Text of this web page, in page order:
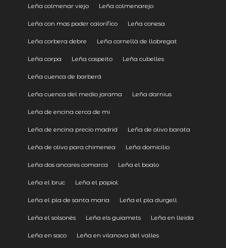
Leña colmenar viejo Leña colmenarejo
Leña con mas poder calorifico Leña conesa
Leña corbera debre Leña cornellà de llobregat
Leña corpa Leña cospeito Leña cubelles
Leña cuenca de barberá
Leña cuenca del medio jarama Leña darnius
Leña de encina cerca de mi
Leña de encina precio madrid Leña de olivo barata
Leña de olivo para chimenea Leña domicilio
Leña dos ancares comarca Leña el boalo
Leña el bruc Leña el papiol
Leña el pla de santa maria Leña el pla durgell
Leña el solsonès Leña els guiamets Leña en lleida
Leña en saco Leña en vilanova del valles